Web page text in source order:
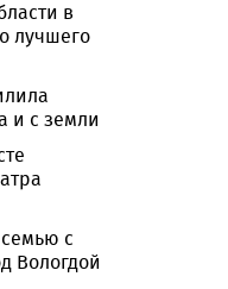
в
лучшего
и с земли
с
Вологдой